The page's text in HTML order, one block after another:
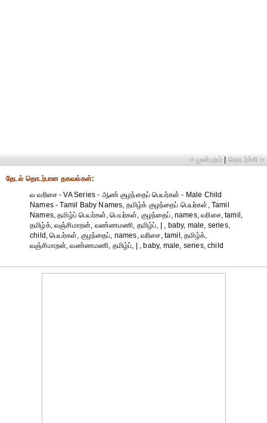
‹‹ முன்புறம் தொடர்ச்சி ››
தேட‌ல் தொட‌ர்பான தகவ‌ல்க‌ள்:
வ வரிசை - VA Series - ஆண் குழந்தைப் பெயர்கள் - Male Child
Names - Tamil Baby Names, தமிழ்க் குழந்தைப் பெயர்கள், Tamil
Names, தமிழ்ப் பெயர்கள், பெயர்கள், குழந்தைப், names, வரிசை, tamil,
தமிழ்க், வஞ்சிமாறன், வண்ணமணி, தமிழ்ப், | , baby, male, series,
child, பெயர்கள், குழந்தைப், names, வரிசை, tamil, தமிழ்க்,
வஞ்சிமாறன், வண்ணமணி, தமிழ்ப், | , baby, male, series, child